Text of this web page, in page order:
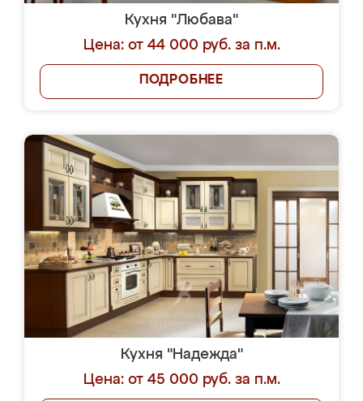
Кухня "Любава"
Цена: от 44 000 руб. за п.м.
ПОДРОБНЕЕ
Кухня "Надежда"
Цена: от 45 000 руб. за п.м.